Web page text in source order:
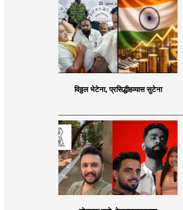
विठ्ठल भेटेना, प्रसिद्धीहव्यास सुटेना